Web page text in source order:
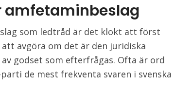
amfetaminbeslag
som ledtråd är det klokt att först
avgöra om det är den juridiska
godset som efterfrågas. Ofta är ord
de mest frekventa svaren i svenska